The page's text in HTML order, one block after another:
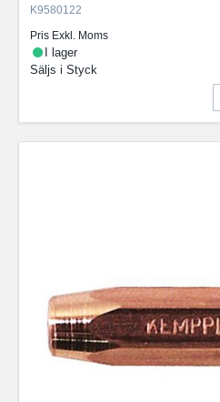
K9580122
Pris Exkl. Moms
I lager
Säljs i Styck